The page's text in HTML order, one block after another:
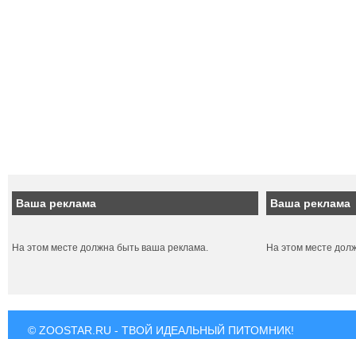
Ваша реклама
На этом месте должна быть ваша реклама.
Ваша реклама
На этом месте
© ZOOSTAR.RU - ТВОЙ ИДЕАЛЬНЫЙ ПИТОМНИК!